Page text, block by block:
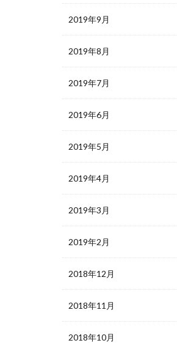
2019年9月
2019年8月
2019年7月
2019年6月
2019年5月
2019年4月
2019年3月
2019年2月
2018年12月
2018年11月
2018年10月